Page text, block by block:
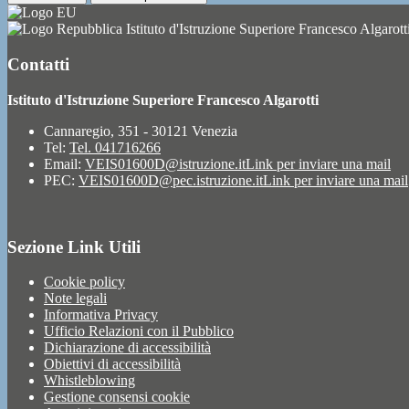
Istituto d'Istruzione Superiore Francesco
Contatti
Istituto d'Istruzione Superiore Francesco Algarotti
Cannaregio, 351 - 30121 Venezia
Tel: Tel. 041716266
Email: VEIS01600D@istruzione.itLink per inviare una mail
PEC: VEIS01600D@pec.istruzione.itLink per inviare una mail
Sezione Link Utili
Cookie policy
Note legali
Informativa Privacy
Ufficio Relazioni con il Pubblico
Dichiarazione di accessibilità
Obiettivi di accessibilità
Whistleblowing
Gestione consensi cookie